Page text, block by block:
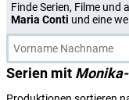
Finde Serien, Filme und
Maria Conti und eine
Serien mit